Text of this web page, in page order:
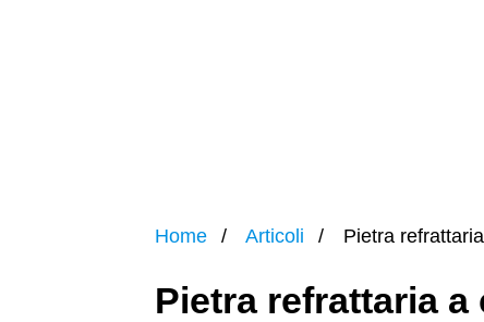
Home Articoli Pietra
Pietra refrattaria a